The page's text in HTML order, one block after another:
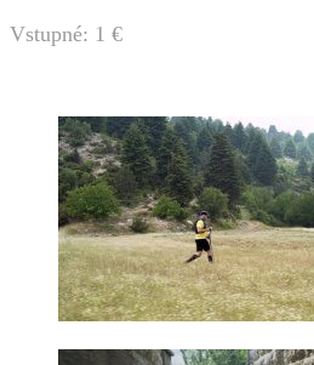
Vstupné: 1 €